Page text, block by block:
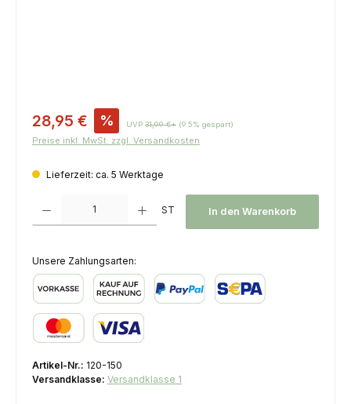
Verkaufspreis:
28,95 € % UVP 31,99 €* (9.5% gespart)
Preise inkl. MwSt. zzgl. Versandkosten
Lieferzeit: ca. 5 Werktage
ST In den Warenkorb
Unsere Zahlungsarten:
Artikel-Nr.: 120-150
Versandklasse: Versandklasse 1